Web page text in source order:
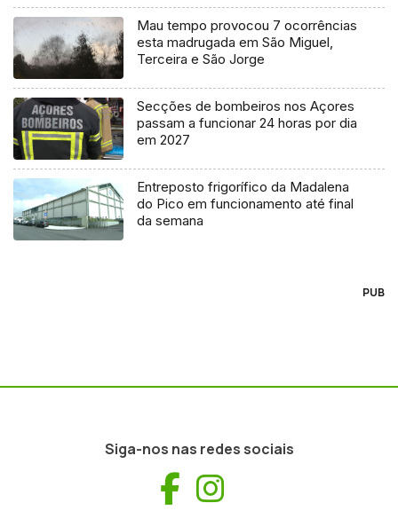
Mau tempo provocou 7 ocorrências
esta madrugada em São Miguel,
Terceira e São Jorge
Secções de bombeiros nos Açores
passam a funcionar 24 horas por dia
em 2027
Entreposto frigorífico da Madalena
do Pico em funcionamento até final
da semana
PUB
Siga-nos nas redes sociais
Facebook